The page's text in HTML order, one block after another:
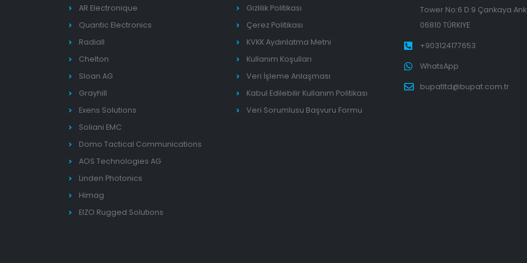
AR Electronique
Quantic Electronics
Radiall
Chelton
Sloan AG
Grayhill
Exens Solutions
Soliani EMC
Domo Tactical Communications
AOS Technologies AG
Linden Photonics
Himag
EIZO Rugged Solutions
Gizlilik Politikası
Çerez Politikası
KVKK Aydınlatma Metni
Kullanım Koşulları
Veri İşleme Anlaşması
Kabul Edilebilir Kullanım Politikası
Veri Sorumlusu Başvuru Formu
Tower No:6 D:9 Çankaya
06810 TÜRKIYE
+903124177653
WhatsApp
bupatltd@bupat.com.tr